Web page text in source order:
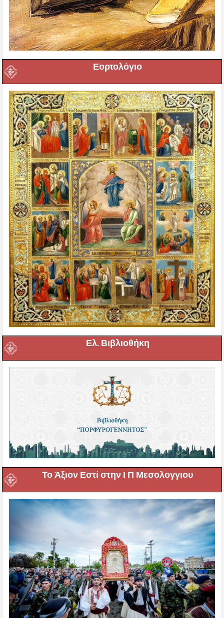
Εορτολόγιο
Ελ. Βιβλιοθήκη
Το Άξιον Εστί στην Ι Π Μεσολογγιου